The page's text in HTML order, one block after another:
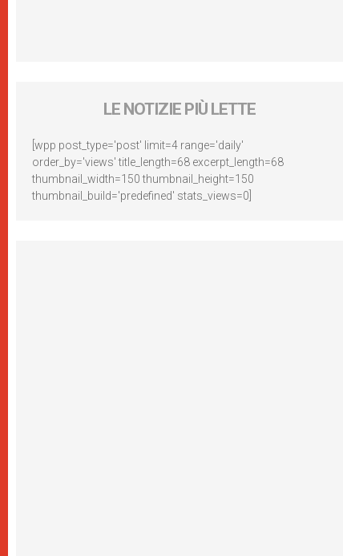
LE NOTIZIE PIÙ LETTE
[wpp post_type='post' limit=4 range='daily'
order_by='views' title_length=68 excerpt_length=68
thumbnail_width=150 thumbnail_height=150
thumbnail_build='predefined' stats_views=0]